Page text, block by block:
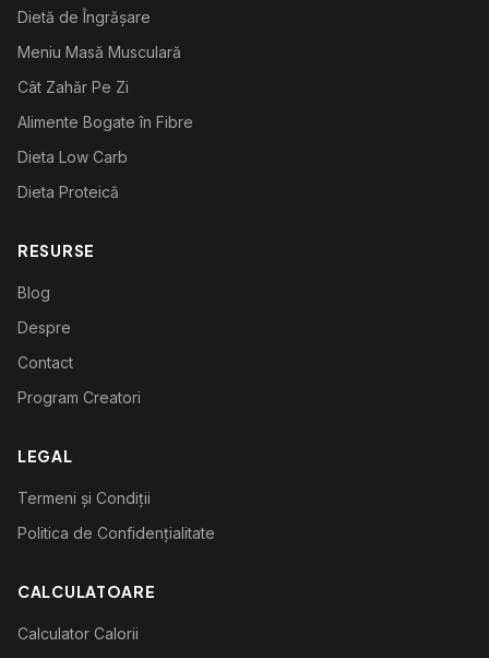
Dietă de Îngrășare
Meniu Masă Musculară
Cât Zahăr Pe Zi
Alimente Bogate în Fibre
Dieta Low Carb
Dieta Proteică
RESURSE
Blog
Despre
Contact
Program Creatori
LEGAL
Termeni și Condiții
Politica de Confidențialitate
CALCULATOARE
Calculator Calorii